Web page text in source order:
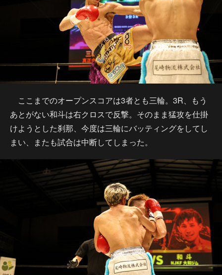
ここまでのオープンスコアは3者とも三輪。3R、もう
あとがない和斗は右クロスで反撃。そのまま猛攻を仕掛
けようとした刹那、今度は三輪にバッティングをしてし
まい、またも試合は中断してしまった。